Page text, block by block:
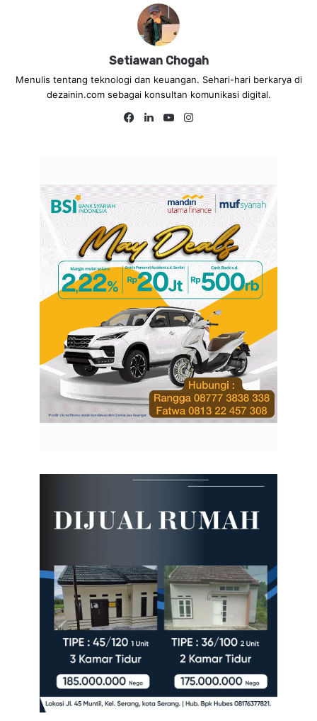
Setiawan Chogah
Menulis tentang teknologi dan keuangan. Sehari-hari berkarya di
dezainin.com sebagai konsultan komunikasi digital.
Fa
Lin
Yo